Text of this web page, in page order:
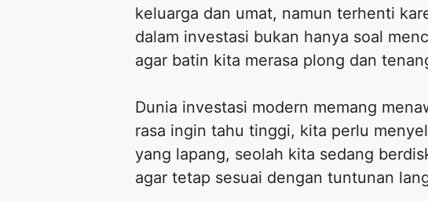
keluarga dan umat, namun terhenti
dalam investasi bukan hanya soal
agar batin kita merasa plong dan
Dunia investasi modern memang
rasa ingin tahu tinggi, kita perlu
yang lapang, seolah kita sedang
agar tetap sesuai dengan tuntunan